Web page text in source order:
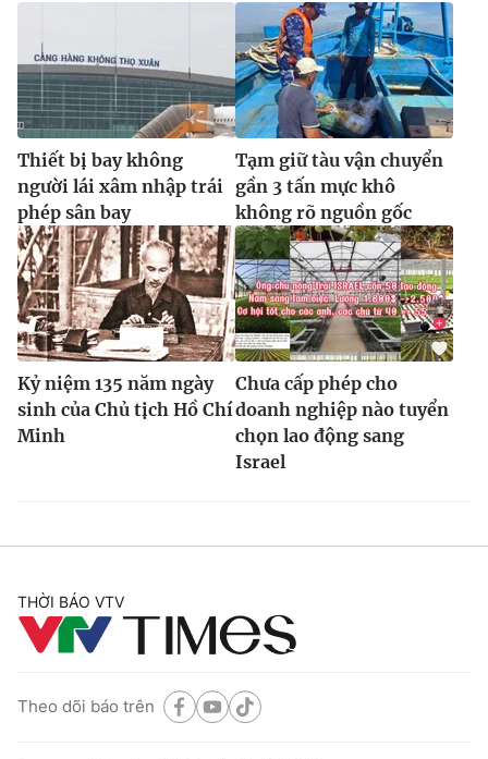
Thiết bị bay không
người lái xâm nhập trái
phép sân bay
Tạm giữ tàu vận chuyển
gần 3 tấn mực khô
không rõ nguồn gốc
Kỷ niệm 135 năm ngày
sinh của Chủ tịch Hồ Chí
Minh
Chưa cấp phép cho
doanh nghiệp nào tuyển
chọn lao động sang
Israel
THỜI BÁO VTV
Theo dõi báo trên